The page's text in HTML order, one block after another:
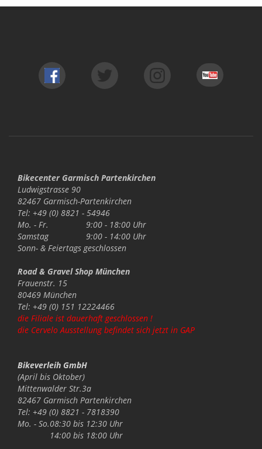
Bikecenter Garmisch Partenkirchen
Ludwigstrasse 90
82467 Garmisch-Partenkirchen
Tel: +49 (0) 8821 - 54946
Mo. - Fr.
9:00 - 18:00 Uhr
Samstag
9:00 - 14:00 Uhr
Sonn- & Feiertags geschlossen
Road & Gravel Shop München
Frauenstr. 15
80469 München
Tel: +49 (0) 151 12224466
die Filiale ist dauerhaft geschlossen !
die Cervelo Ausstellung befindet sich jetzt in GAP
Bikeverleih GmbH
(April bis Oktober)
Mittenwalder Str.3a
82467 Garmisch Partenkirchen
Tel: +49 (0) 8821 - 7818390
Mo. - So.08:30 bis 12:30 Uhr
14:00 bis 18:00 Uhr